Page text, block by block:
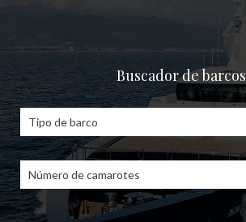
Buscador de barcos
Tipo de barco
Número de camarotes